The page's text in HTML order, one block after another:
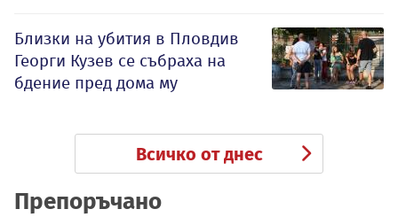
Близки на убития в Пловдив
Георги Кузев се събраха на
бдение пред дома му
Всичко от днес
Препоръчано